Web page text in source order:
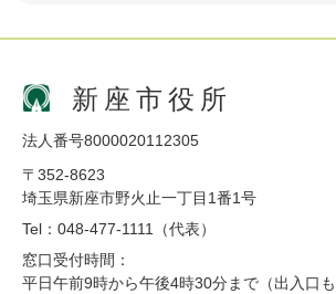
新座市役所
法人番号8000020112305
〒352-8623
埼玉県新座市野火止一丁目1番1号
Tel：048-477-1111（代表）
窓口受付時間：
平日午前9時から午後4時30分まで（出入口も